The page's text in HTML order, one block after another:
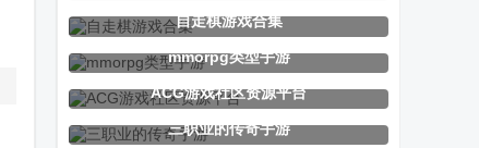
EA战地移动版
KOF
Dream edge
我的世界烦人
二羊jojo版手
自走棋游戏合集
mmorpg类型手游
ACG游戏社区资源平台
三职业的传奇手游